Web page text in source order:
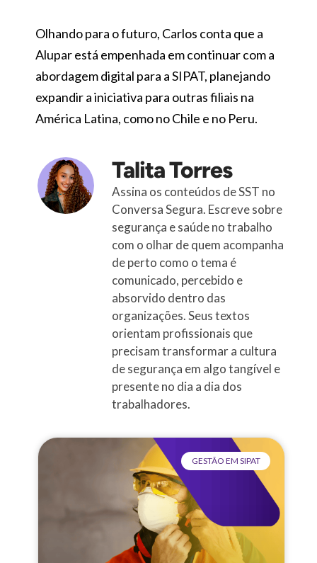
Olhando para o futuro, Carlos conta que a
Alupar está empenhada em continuar com a
abordagem digital para a SIPAT, planejando
expandir a iniciativa para outras filiais na
América Latina, como no Chile e no Peru.
Talita Torres
Assina os conteúdos de SST no
Conversa Segura. Escreve sobre
segurança e saúde no trabalho
com o olhar de quem acompanha
de perto como o tema é
comunicado, percebido e
absorvido dentro das
organizações. Seus textos
orientam profissionais que
precisam transformar a cultura
de segurança em algo tangível e
presente no dia a dia dos
trabalhadores.
GESTÃO EM SIPAT